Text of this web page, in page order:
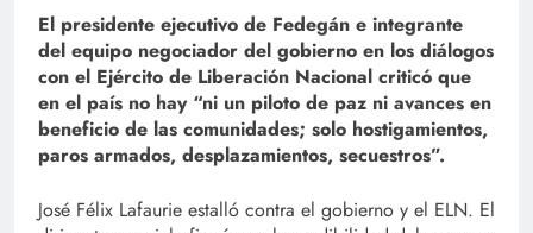
El presidente ejecutivo de Fedegán e integrante
del equipo negociador del gobierno en los diálogos
con el Ejército de Liberación Nacional criticó que
en el país no hay “ni un piloto de paz ni avances en
beneficio de las comunidades; solo hostigamientos,
paros armados, desplazamientos, secuestros”.
José Félix Lafaurie estalló contra el gobierno y el ELN. El